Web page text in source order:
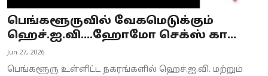
Astrology
Spirituality
பெங்களூருவில் வேகமெடுக்கும்
ஹெச்.ஐ.வி....ஹோமோ செக்ஸ் கா...
Jun 27, 2026
பெங்களூரு உள்ளிட்ட நகரங்களில் ஹெச்.ஐ.வி. மற்றும்